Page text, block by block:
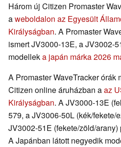
Három új Citizen Promaster
aweboldalon az Egyesült
Királyságban. A Promaster
ismert JV3000-13E, a JV3002-
modelleka japán márka 2026
A Promaster WaveTracker órák
Citizen online áruházban aaz
Királyságban. A JV3000-13E
579, a JV3006-50L (kék/fekete/
JV3002-51E (fekete/zöld/
A Japánban látott negyedik